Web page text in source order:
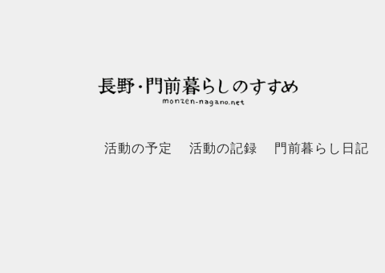
活動の予定 活動の記録 門前暮らし日記